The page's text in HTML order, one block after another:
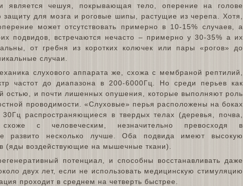
чешуя, покрывающая тело, оперение на голове
для мозга и роговые шипы, растущие из черепа. Хотя,
может отсутствовать примерно в 10-15% случаев, а
подвидов, встречаются нечасто – примерно у 30-35% а их
от гребня из коротких колючек или пары «рогов» до
случаи.
слухового аппарата же, схожа с мембраной рептилий,
частот до диапазона в 200-6000Гц. Но среди перьев как
остью, и почти лишенных опушения, которые выполняют роль
проводимости. «Слуховые» перья расположены на боках
распространяющиеся в твердых телах (деревья, почва,
с человеческим, незначительно превосходя в
развито несколько лучше. Оба подвида имеют высокую
(яды воздействующие на мышечные ткани).
потенциал, и способны восстанавливать даже
двух лет, если не использовать медицинскую стимуляцию
проходит в среднем на четверть быстрее.